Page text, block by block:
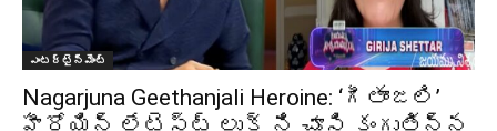
ఎంటర్టైన్మెంట్
Nagarjuna Geethanjali Heroine: ‘గీతాంజలి’
హీరోయిన్ లేటెస్ట్ లుక్ ని చూసి కంగుతిన్న